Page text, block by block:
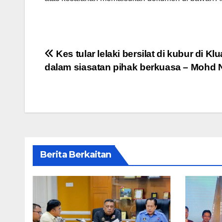
Post
navigation
Kes tular lelaki bersilat di kubur di
dalam siasatan pihak berkuasa – Mohd
Berita Berkaitan